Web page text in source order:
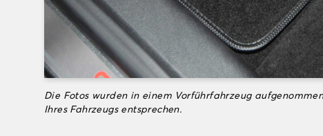
Die Fotos wurden in einem Vorführfahrzeug
Ihres Fahrzeugs entsprechen.